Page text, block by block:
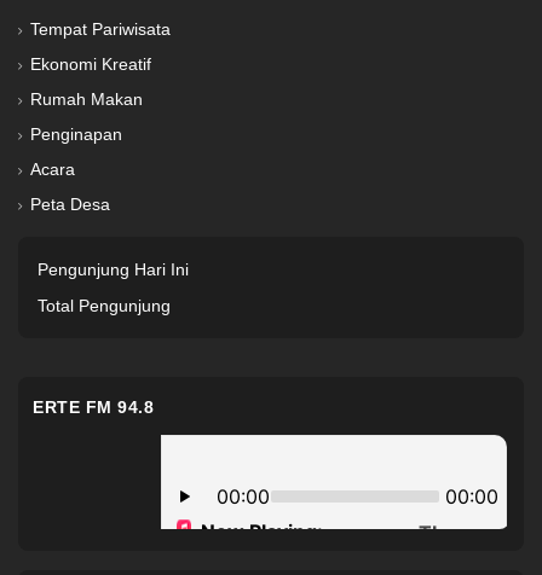
Tempat Pariwisata
Ekonomi Kreatif
Rumah Makan
Penginapan
Acara
Peta Desa
Pengunjung Hari Ini
Total Pengunjung
ERTE FM 94.8